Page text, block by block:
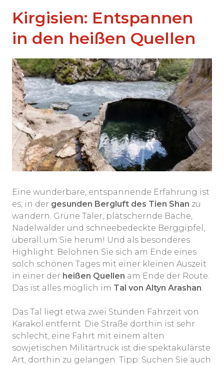
Kirgisien: Entspannen
in den heißen Quellen
Eine wunderbare, entspannende Erfahrung ist
es, in der gesunden Bergluft des Tien Shan zu
wandern. Grüne Täler, plätschernde Bäche,
Nadelwälder und schneebedeckte Berggipfel,
überall um Sie herum! Und als besonderes
Highlight: Belohnen Sie sich am Ende eines
solch schönen Tages mit einer kleinen Auszeit
in einer der heißen Quellen am Ende der Route.
Das ist alles möglich im Tal von Altyn Arashan
Das Tal liegt etwa zwei Stunden Fahrzeit von
Karakol entfernt. Die Straße dorthin ist sehr
schlecht, eine Fahrt mit einem alten
sowjetischen Militärtruck ist die spektakulärste
Art, dorthin zu gelangen. Tipp: Suchen Sie auch